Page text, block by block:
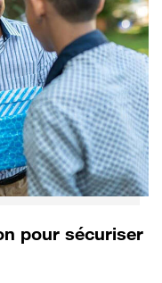
pour sécuriser